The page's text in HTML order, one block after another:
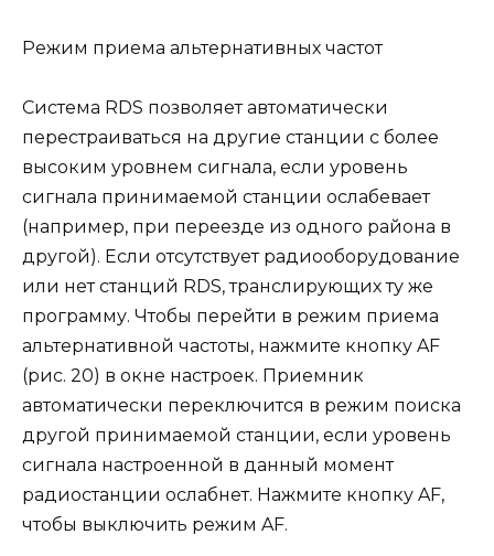
Режим приема альтернативных частот
Система RDS позволяет автоматически
перестраиваться на другие станции с более
высоким уровнем сигнала, если уровень
сигнала принимаемой станции ослабевает
(например, при переезде из одного района в
другой). Если отсутствует радиооборудование
или нет станций RDS, транслирующих ту же
программу. Чтобы перейти в режим приема
альтернативной частоты, нажмите кнопку AF
(рис. 20) в окне настроек. Приемник
автоматически переключится в режим поиска
другой принимаемой станции, если уровень
сигнала настроенной в данный момент
радиостанции ослабнет. Нажмите кнопку AF,
чтобы выключить режим AF.